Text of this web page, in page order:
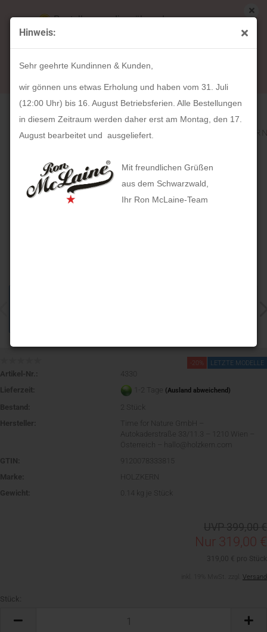
Hinweis:
Sehr geehrte Kundinnen & Kunden,
wir gönnen uns etwas Erholung und haben vom 31. Juli
(12:00 Uhr) bis 16. August Betriebsferien. Alle Bestellungen
in diesem Zeitraum werden daher erst am Montag, den 17.
August bearbeitet und ausgeliefert.
Mit freundlichen Grüßen
aus dem Schwarzwald,
Ihr Ron McLaine-Team
Bestellungen die während unserer
Betriebsferien (31. Juli ab 12:00 Uhr bis 16.
August) aufgegeben werden, werden ab Montag,
17. August bearbeitet und versendet.
« Erster « zurück weiter »
Letzter »
Artikel in dieser Kategorie
HOLZKERN Canyon (43mm)
-20% LETZTE MODELLE
Artikel-Nr.:
4330
Lieferzeit:
1-2 Tage (Ausland abweichend)
Bestand:
Stück
Hersteller:
Time for Nature GmbH –
Autokaderstraße 33/11.3 – 1210 Wien –
Österreich – hallo@holzkern.com
GTIN:
9120078333815
Marke:
HOLZKERN
Gewicht:
0.14 kg je Stück
Nur 319,00 €
Versand
Stück: